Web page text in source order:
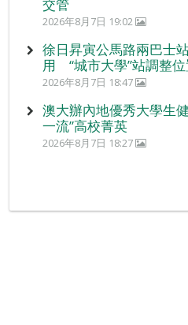
交管
2026年8月7日 19:02
徐日昇寅公馬路兩巴士
用 “城市大學”站調整
2026年8月7日 18:47
澳大辦內地優秀大學生
一流”高校菁英
2026年8月7日 18:27